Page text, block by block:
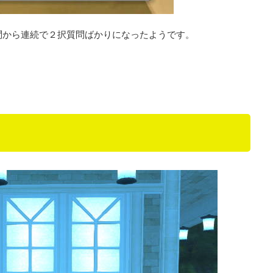
ら連続で２択質問ばかりになったようです。